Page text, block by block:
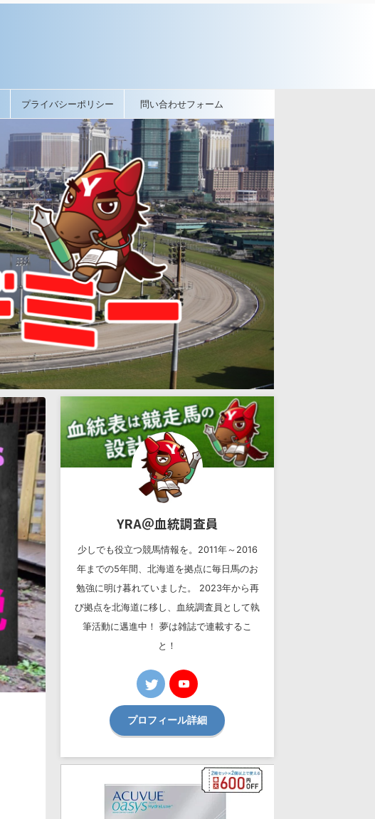
プライバシーポリシー 問い合わせフォーム
YRA＠血統調査員
少しでも役立つ競馬情報を。2011年～2016
年までの5年間、北海道を拠点に毎日馬のお
勉強に明け暮れていました。 2023年から再
び拠点を北海道に移し、血統調査員として執
筆活動に邁進中！ 夢は雑誌で連載するこ
と！
プロフィール詳細